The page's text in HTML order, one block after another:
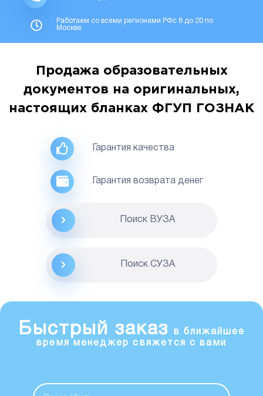
Работаем со всеми регионами РФс 8 до 20 по
Москве
Продажа образовательных
документов на оригинальных,
настоящих бланках ФГУП ГОЗНАК
Гарантия качества
Гарантия возврата денег
Поиск ВУЗА
Поиск CУЗА
Быстрый заказ
в ближайшее
время менеджер свяжется с вами